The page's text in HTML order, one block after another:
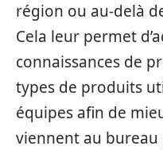
région ou au-delà
Cela leur permet
connaissances de
types de produits
équipes afin de
viennent au